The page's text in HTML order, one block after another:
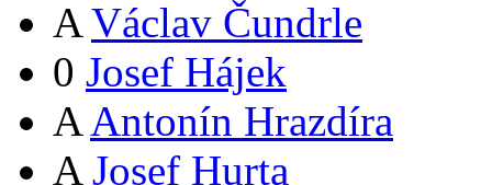
A Václav Čundrle
0 Josef Hájek
A Antonín Hrazdíra
A Josef Hurta